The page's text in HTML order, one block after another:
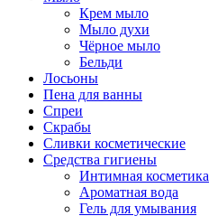
Крем мыло
Мыло духи
Чёрное мыло
Бельди
Лосьоны
Пена для ванны
Спреи
Скрабы
Сливки косметические
Средства гигиены
Интимная косметика
Ароматная вода
Гель для умывания